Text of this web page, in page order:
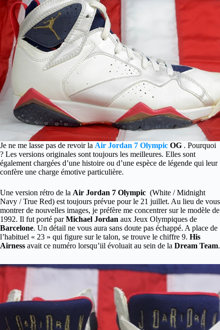
Je ne me lasse pas de revoir la Air Jordan 7 Olympic OG . Pourquoi
? Les versions originales sont toujours les meilleures. Elles sont
également chargées d’une histoire ou d’une espèce de légende qui leur
confère une charge émotive particulière.
Une version rétro de la Air Jordan 7 Olympic (White / Midnight
Navy / True Red) est toujours prévue pour le 21 juillet. Au lieu de vous
montrer de nouvelles images, je préfère me concentrer sur le modèle de
1992. Il fut porté parMichael Jordan aux Jeux Olympiques de
Barcelone. Un détail ne vous aura sans doute pas échappé. A place de
l’habituel « 23 » qui figure sur le talon, se trouve le chiffre 9. His
Airness avait ce numéro lorsqu’iil évoluait au sein de la Dream Team.